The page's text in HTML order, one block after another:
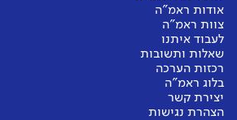
אודות ראמ"ה
צוות ראמ"ה
לעבוד איתנו
שאלות ותשובות
רכזות הערכה
בלוג ראמ"ה
יצירת קשר
הצהרת נגישות